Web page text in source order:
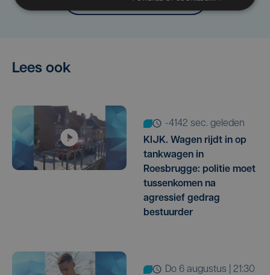
Lees ook
-4142 sec. geleden
KIJK. Wagen rijdt in op
tankwagen in
Roesbrugge: politie moet
tussenkomen na
agressief gedrag
bestuurder
do 6 augustus | 21:30